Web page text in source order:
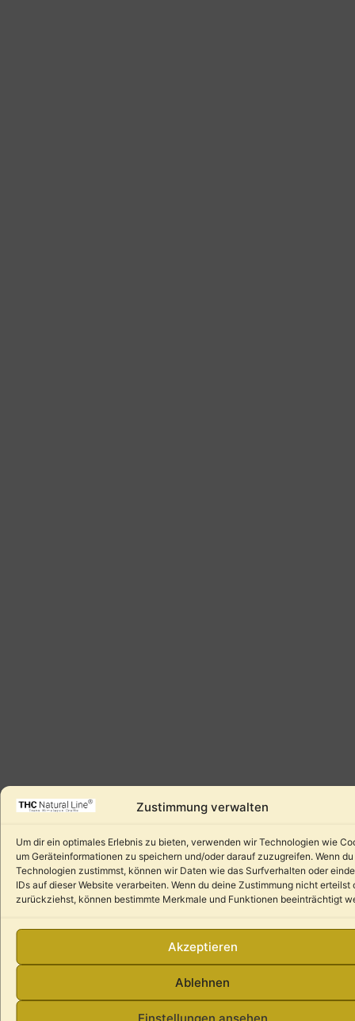
Zustimmung verwalten
Um dir ein optimales Erlebnis zu bieten, verwenden wir Technologien wie
um Geräteinformationen zu speichern und/oder darauf zuzugreifen. Wenn
Technologien zustimmst, können wir Daten wie das Surfverhalten oder
IDs auf dieser Website verarbeiten. Wenn du deine Zustimmung nicht erteilst
zurückziehst, können bestimmte Merkmale und Funktionen beeinträchtigt
Akzeptieren
Ablehnen
Einstellungen ansehen